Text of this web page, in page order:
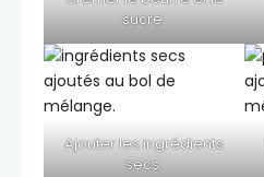
sucre.
Ajouter les ingrédients
secs.